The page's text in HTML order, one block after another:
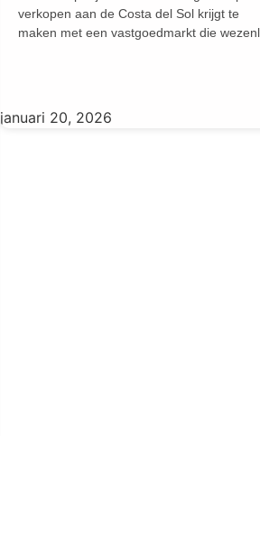
verkopen aan de Costa del Sol krijgt te
maken met een vastgoedmarkt die
januari 20, 2026